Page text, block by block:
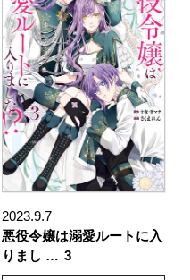
2023.9.7
悪役令嬢は溺愛ルートに入
りまし … 3